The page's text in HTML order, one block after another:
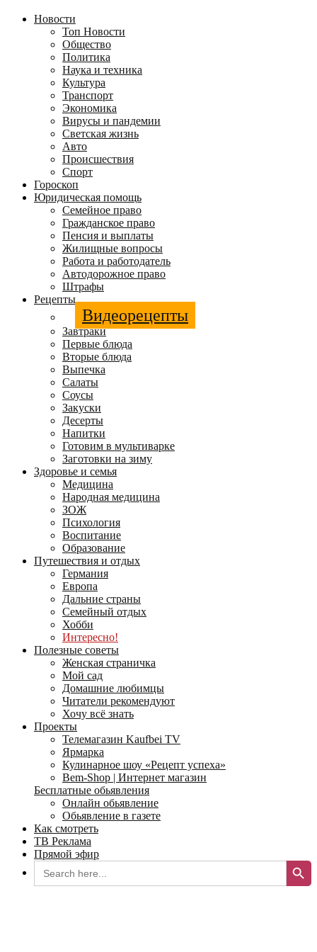
Новости
Топ Новости
Общество
Политика
Наука и техника
Культура
Транспорт
Экономика
Вирусы и пандемии
Светская жизнь
Авто
Происшествия
Спорт
Гороскоп
Юридическая помощь
Семейное право
Гражданское право
Пенсия и выплаты
Жилищные вопросы
Работа и работодатель
Автодорожное право
Штрафы
Рецепты
Видеорецепты
Завтраки
Первые блюда
Вторые блюда
Выпечка
Салаты
Соусы
Закуски
Десерты
Напитки
Готовим в мультиварке
Заготовки на зиму
Здоровье и семья
Медицина
Народная медицина
ЗОЖ
Психология
Воспитание
Образование
Путешествия и отдых
Германия
Европа
Дальние страны
Семейный отдых
Хобби
Интересно!
Полезные советы
Женская страничка
Мой сад
Домашние любимцы
Читатели рекомендуют
Хочу всё знать
Проекты
Телемагазин Kaufbei TV
Ярмарка
Кулинарное шоу «Рецепт успеха»
Bem-Shop | Интернет магазин
Бесплатные обьявления
Онлайн обьявление
Обьявление в газете
Как смотреть
ТВ Реклама
Прямой эфир
for:
Search Button